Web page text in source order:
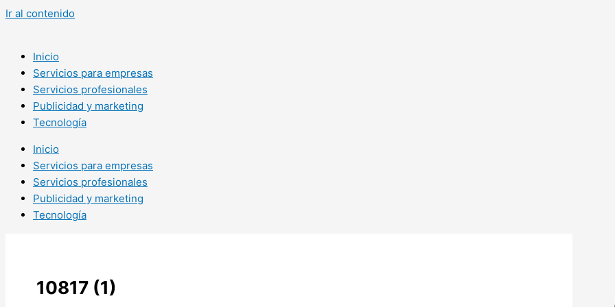
Ir al contenido
Inicio
Servicios para empresas
Servicios profesionales
Publicidad y marketing
Tecnología
Inicio
Servicios para empresas
Servicios profesionales
Publicidad y marketing
Tecnología
10817 (1)